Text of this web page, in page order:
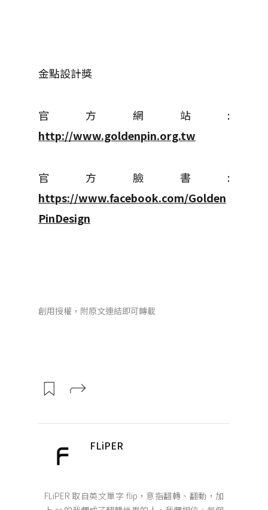
金點設計獎
官方網站:
http://www.goldenpin.org.tw
官方臉書:
https://www.facebook.com/Golden
PinDesign
創用授權，附原文連結即可轉載
FLiPER
FLiPER 取自英文單字 flip，意指翻轉、翻動，加